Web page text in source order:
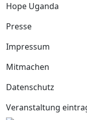
Hope Uganda
Presse
Impressum
Mitmachen
Datenschutz
Veranstaltung